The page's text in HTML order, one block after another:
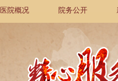
医院概况 院务公开